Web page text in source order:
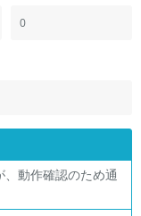
0
動作確認のため通